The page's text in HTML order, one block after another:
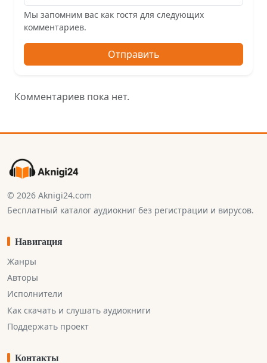
Мы запомним вас как гостя для следующих
комментариев.
Отправить
Комментариев пока нет.
© 2026 Aknigi24.com
Бесплатный каталог аудиокниг без регистрации и вирусов.
Навигация
Жанры
Авторы
Исполнители
Как скачать и слушать аудиокниги
Поддержать проект
Контакты